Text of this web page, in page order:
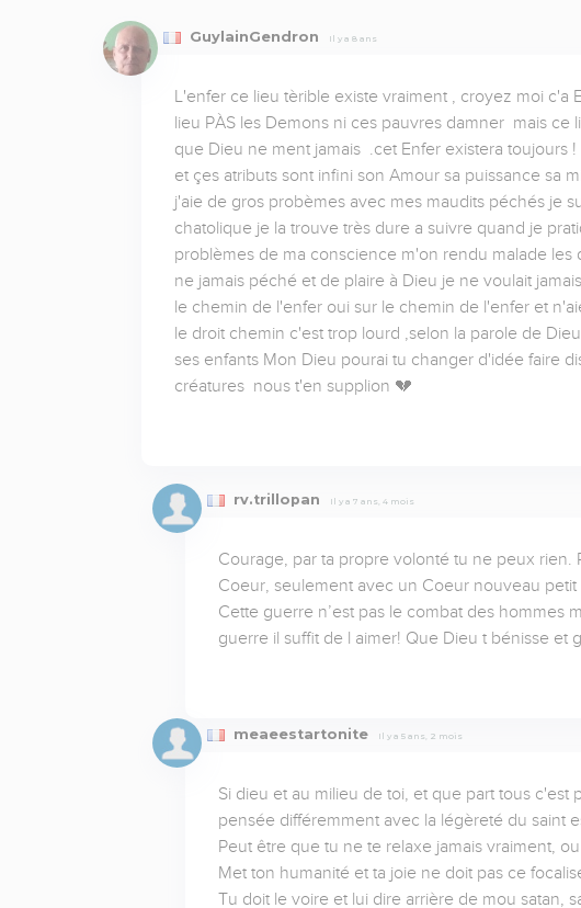
GuylainGendron Il y a 8 ans
L'enfer ce lieu tèrible existe vraiment , croyez moi c'a
lieu PÀS les Demons ni ces pauvres damner  mais
que Dieu ne ment jamais  .cet Enfer existera toujours
et çes atributs sont infini son Amour sa puissance sa
j'aie de gros probèmes avec mes maudits péchés je
chatolique je la trouve très dure a suivre quand je
problèmes de ma conscience m'on rendu malade
ne jamais péché et de plaire à Dieu je ne voulait
le chemin de l'enfer oui sur le chemin de l'enfer et
le droit chemin c'est trop lourd ,selon la parole de
ses enfants Mon Dieu pourai tu changer d'idée faire
créatures  nous t'en supplion 💔
rv.trillopan Il y a 7 ans, 4 mois
Courage, par ta propre volonté tu ne peux
Coeur, seulement avec un Coeur nouveau
Cette guerre n’est pas le combat des hommes
guerre il suffit de l aimer! Que Dieu t bénisse et
meaeestartonite Il y a 5 ans, 2 mois
Si dieu et au milieu de toi, et que part tous c'est
pensée différemment avec la légèreté du saint
Peut être que tu ne te relaxe jamais vraiment,
Met ton humanité et ta joie ne doit pas ce
Tu doit le voire et lui dire arrière de mou satan,